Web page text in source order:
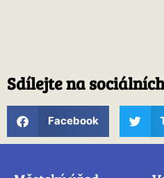
Sdílejte na
Facebook